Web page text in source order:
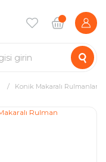
Konik Makaralı Rulmanlar